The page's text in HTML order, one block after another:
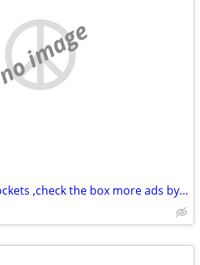
no image
big wrenches and sockets ,check the box more ads by this user